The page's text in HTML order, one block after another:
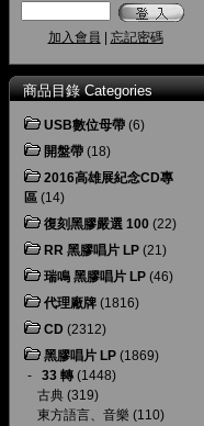
加入會員 忘記密碼
商品目錄 Categories
USB數位母帶 (6)
開盤帶 (18)
2016高雄展紀念CD專
區 (14)
復刻黑膠嚴選 100 (22)
RR 黑膠唱片 LP (21)
瑞鳴 黑膠唱片 LP (46)
代理廠牌 (1816)
CD (2312)
黑膠唱片 LP (1869)
- 33 轉 (1448)
古典 (319)
東方語言、音樂 (110)